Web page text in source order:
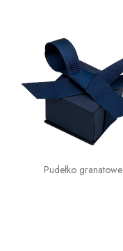
Pudełko granatowe